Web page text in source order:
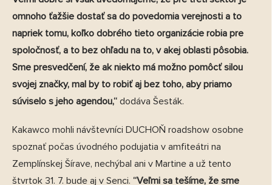
omnoho ťažšie dostať sa do povedomia verejnosti a to
napriek tomu, koľko dobrého tieto organizácie robia pre
spoločnosť, a to bez ohľadu na to, v akej oblasti pôsobia.
Sme presvedčení, že ak niekto má možno pomôcť silou
svojej značky, mal by to robiť aj bez toho, aby priamo
súviselo s jeho agendou,“ dodáva Šesták.
Kakawco mohli návštevníci DUCHOŇ roadshow osobne
spoznať počas úvodného podujatia v amfiteátri na
Zemplínskej Šírave, nechýbal ani v Martine a už tento
štvrtok 31. 7. bude aj v Senci. “Veľmi sa tešíme, že sme